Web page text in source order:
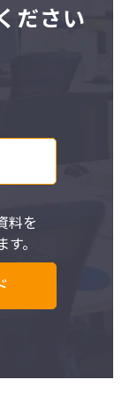
ださい
料を
。